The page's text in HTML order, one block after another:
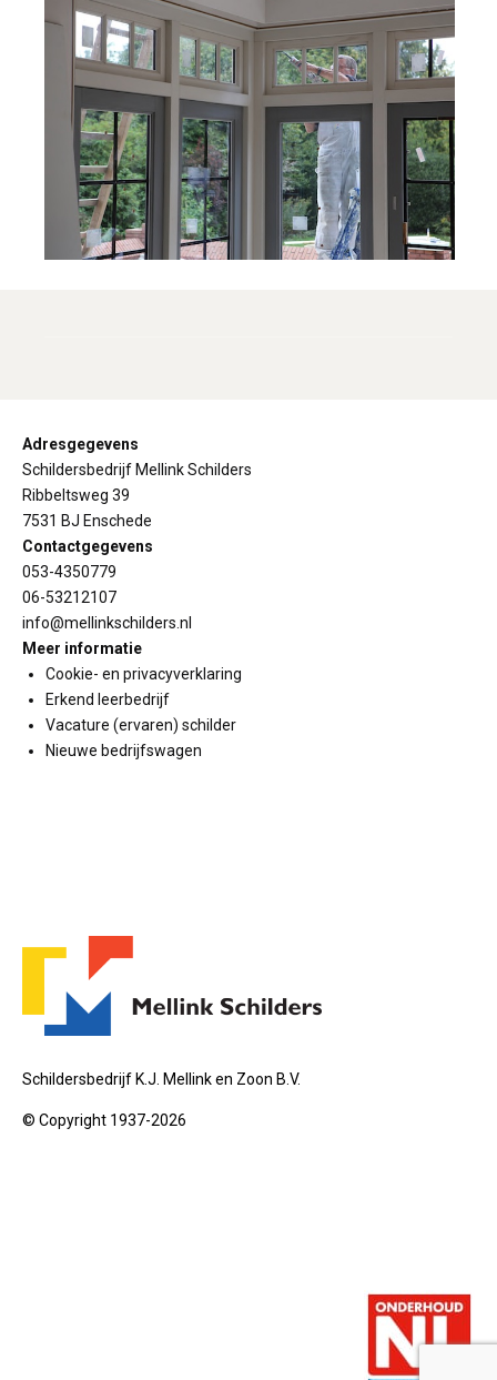
Adresgegevens
Schildersbedrijf Mellink Schilders
Ribbeltsweg 39
7531 BJ Enschede
Contactgegevens
053-4350779
06-53212107
info@mellinkschilders.nl
Meer informatie
Cookie- en privacyverklaring
Erkend leerbedrijf
Vacature (ervaren) schilder
Nieuwe bedrijfswagen
Schildersbedrijf K.J. Mellink en Zoon B.V.
© Copyright 1937-2026